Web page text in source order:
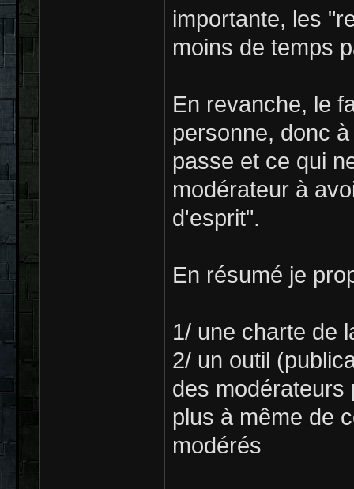
importante, les
moins de temps
En revanche, le
personne, donc
passe et ce qui
modérateur à
d'esprit".
En résumé je
1/ une charte de
2/ un outil
des modérateurs
plus à même de
modérés